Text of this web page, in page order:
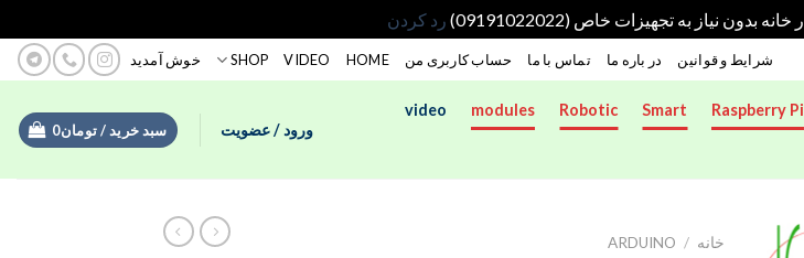
رد کردن
شرایط و قوانین در باره ما تماس با ما حساب کاربری من HOME
VIDEO
SHOP خوش آمدید
Raspberry Pi
Smart
Robotic
modules
video
ورود / عضویت سبد خرید /تومان0
خانه /
ARDUINO